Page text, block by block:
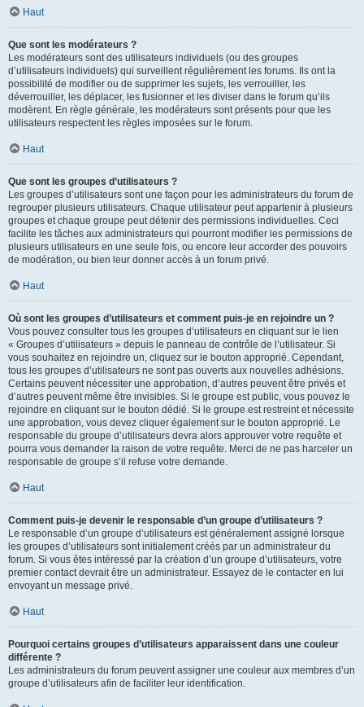
Haut
Que sont les modérateurs ?
Les modérateurs sont des utilisateurs individuels (ou des groupes
d’utilisateurs individuels) qui surveillent régulièrement les forums. Ils ont la
possibilité de modifier ou de supprimer les sujets, les verrouiller, les
déverrouiller, les déplacer, les fusionner et les diviser dans le forum qu’ils
modèrent. En règle générale, les modérateurs sont présents pour que les
utilisateurs respectent les règles imposées sur le forum.
Haut
Que sont les groupes d’utilisateurs ?
Les groupes d’utilisateurs sont une façon pour les administrateurs du forum de
regrouper plusieurs utilisateurs. Chaque utilisateur peut appartenir à plusieurs
groupes et chaque groupe peut détenir des permissions individuelles. Ceci
facilite les tâches aux administrateurs qui pourront modifier les permissions de
plusieurs utilisateurs en une seule fois, ou encore leur accorder des pouvoirs
de modération, ou bien leur donner accès à un forum privé.
Haut
Où sont les groupes d’utilisateurs et comment puis-je en rejoindre un ?
Vous pouvez consulter tous les groupes d’utilisateurs en cliquant sur le lien
« Groupes d’utilisateurs » depuis le panneau de contrôle de l’utilisateur. Si
vous souhaitez en rejoindre un, cliquez sur le bouton approprié. Cependant,
tous les groupes d’utilisateurs ne sont pas ouverts aux nouvelles adhésions.
Certains peuvent nécessiter une approbation, d’autres peuvent être privés et
d’autres peuvent même être invisibles. Si le groupe est public, vous pouvez le
rejoindre en cliquant sur le bouton dédié. Si le groupe est restreint et nécessite
une approbation, vous devez cliquer également sur le bouton approprié. Le
responsable du groupe d’utilisateurs devra alors approuver votre requête et
pourra vous demander la raison de votre requête. Merci de ne pas harceler un
responsable de groupe s’il refuse votre demande.
Haut
Comment puis-je devenir le responsable d’un groupe d’utilisateurs ?
Le responsable d’un groupe d’utilisateurs est généralement assigné lorsque
les groupes d’utilisateurs sont initialement créés par un administrateur du
forum. Si vous êtes intéressé par la création d’un groupe d’utilisateurs, votre
premier contact devrait être un administrateur. Essayez de le contacter en lui
envoyant un message privé.
Haut
Pourquoi certains groupes d’utilisateurs apparaissent dans une couleur
différente ?
Les administrateurs du forum peuvent assigner une couleur aux membres d’un
groupe d’utilisateurs afin de faciliter leur identification.